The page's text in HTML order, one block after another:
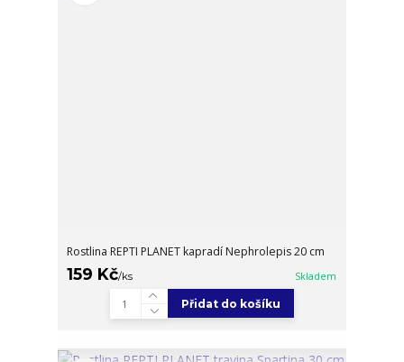
Rostlina REPTI PLANET kapradí Nephrolepis 20 cm
159 Kč/ks Skladem
Přidat do košíku